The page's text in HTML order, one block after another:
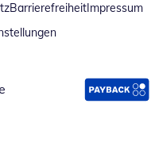
BarrierefreiheitImpressum